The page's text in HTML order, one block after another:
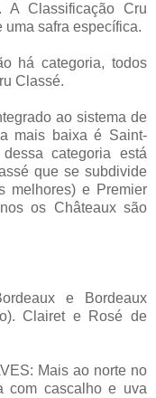
A Classificação Cru
uma safra específica.
há categoria, todos
Classé.
ao sistema de
mais baixa é Saint-
categoria está
que se subdivide
melhores) e Premier
os Châteaux são
e Bordeaux
Clairet e Rosé de
Mais ao norte no
com cascalho e uva